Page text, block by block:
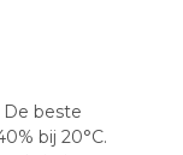
De beste
bij 20°C.